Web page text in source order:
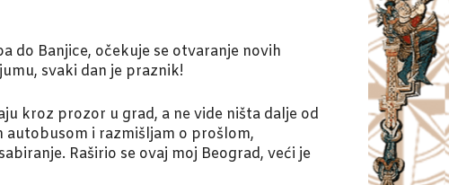
do Banjice, očekuje se otvaranje novih
svaki dan je praznik!
kroz prozor u grad, a ne vide ništa dalje od
autobusom i razmišljam o prošlom,
Raširio se ovaj moj Beograd, veći je